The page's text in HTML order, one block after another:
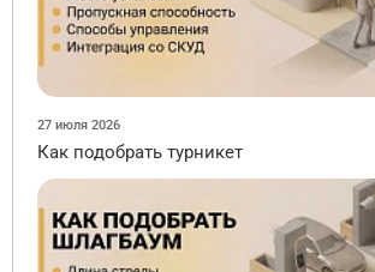
27 июля 2026
Как подобрать турникет